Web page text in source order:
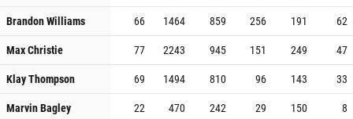
Brandon Williams
66 1464 859 256 191
62
Max Christie
77 2243 945 151 249
47
Klay Thompson
69 1494 810 96 143
33
Marvin Bagley
22 470 242 29 150 8